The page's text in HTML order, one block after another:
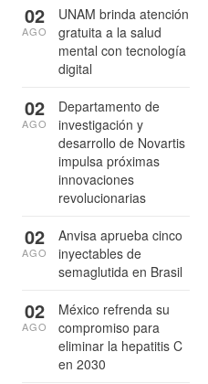
UNAM brinda atención
gratuita a la salud
mental con tecnología
digital
02
AGO
Departamento de
investigación y
desarrollo de Novartis
impulsa próximas
innovaciones
revolucionarias
02
AGO
Anvisa aprueba cinco
inyectables de
semaglutida en Brasil
02
AGO
México refrenda su
compromiso para
eliminar la hepatitis C
en 2030
02
AGO